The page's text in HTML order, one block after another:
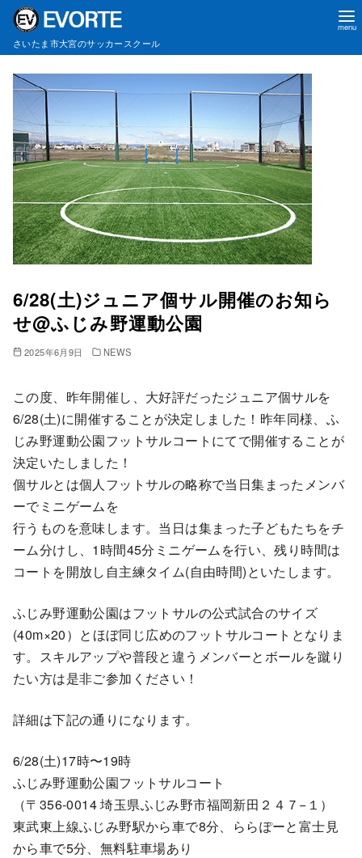
さいたま市大宮のサッカースクール
6/28(土)ジュニア個サル開催のお知ら
せ@ふじみ野運動公園
2025年6月9日 NEWS
この度、昨年開催し、大好評だったジュニア個サルを
6/28(土)に開催することが決定しました！昨年同様、ふ
じみ野運動公園フットサルコートにてで開催することが
決定いたしました！
個サルとは個人フットサルの略称で当日集まったメンバ
ーでミニゲームを
行うものを意味します。当日は集まった子どもたちをチ
ーム分けし、1時間45分ミニゲームを行い、残り時間は
コートを開放し自主練タイム(自由時間)といたします。
ふじみ野運動公園はフットサルの公式試合のサイズ
(40m×20）とほぼ同じ広めのフットサルコートとなりま
す。スキルアップや普段と違うメンバーとボールを蹴り
たい方は是非ご参加ください！
詳細は下記の通りになります。
6/28(土)17時〜19時
ふじみ野運動公園フットサルコート
（〒356-0014 埼玉県ふじみ野市福岡新田２４７−１）
東武東上線ふじみ野駅から車で8分、ららぽーと富士見
から車で5分、無料駐車場あり